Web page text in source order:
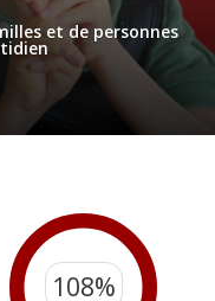
et de personnes